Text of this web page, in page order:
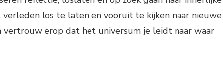
los te laten en vooruit te kijken naar nieuwe
vertrouw erop dat het universum je leidt naar waar